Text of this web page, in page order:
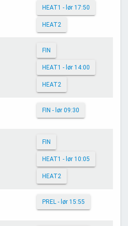
HEAT1 - lør 17:50
HEAT2
FIN
HEAT1 - lør 14:00
HEAT2
FIN - lør 09:30
FIN
HEAT1 - lør 10:05
HEAT2
PREL - lør 15:55